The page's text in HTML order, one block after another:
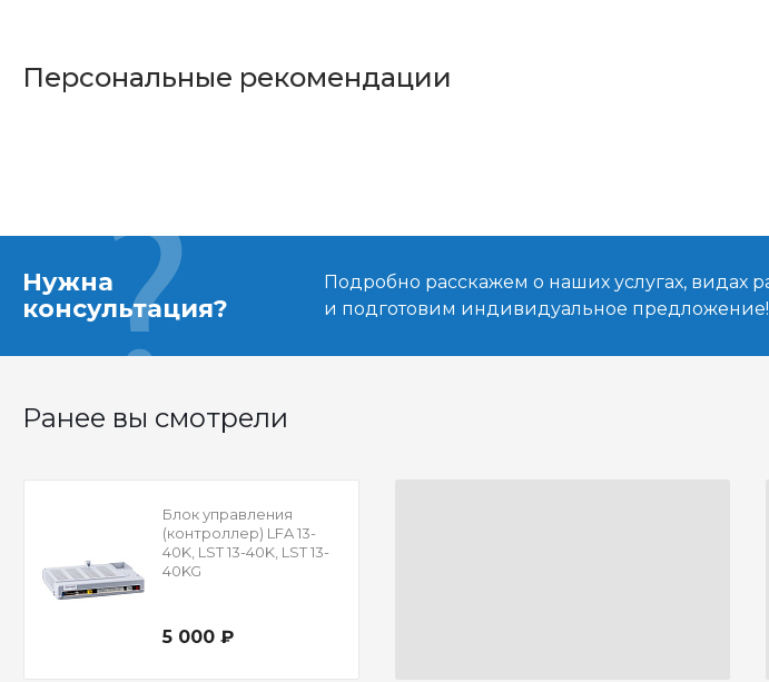
Персональные рекомендации
Нужна
консультация?
Подробно расскажем о наших услугах, видах
и подготовим индивидуальное предложение!
Ранее вы смотрели
Блок управления
(контроллер) LFA 13-
40K, LST 13-40K, LST 13-
40KG
5 000 ₽